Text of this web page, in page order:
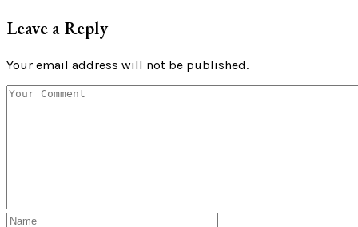
Leave a Reply
Your email address will not be published.